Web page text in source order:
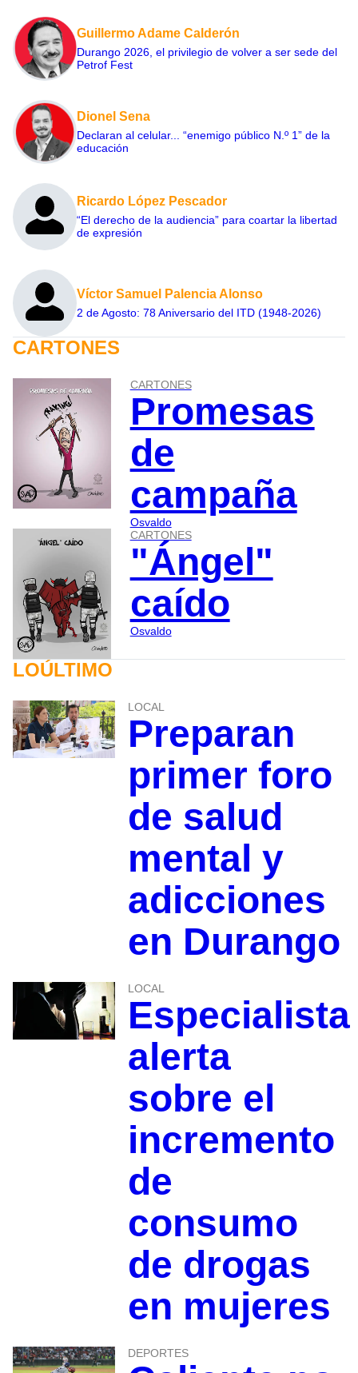
Guillermo Adame Calderón
Durango 2026, el privilegio de volver a ser sede del
Petrof Fest
Dionel Sena
Declaran al celular... “enemigo público N.º 1” de la
educación
Ricardo López Pescador
“El derecho de la audiencia” para coartar la libertad
de expresión
Víctor Samuel Palencia Alonso
2 de Agosto: 78 Aniversario del ITD (1948-2026)
CARTONES
CARTONES
Promesas
de
campaña
Osvaldo
CARTONES
"Ángel"
caído
Osvaldo
LOÚLTIMO
LOCAL
Preparan
primer foro
de salud
mental y
adicciones
en Durango
LOCAL
Especialista
alerta
sobre el
incremento
de
consumo
de drogas
en mujeres
DEPORTES